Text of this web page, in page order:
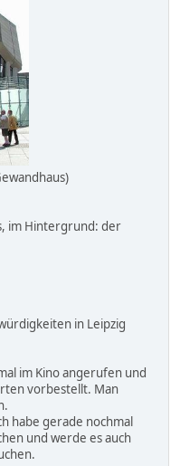
im Hintergrund: der
in Leipzig
im Kino angerufen und
vorbestellt. Man
habe gerade nochmal
und werde es auch